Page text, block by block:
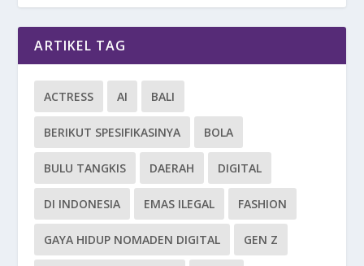
ARTIKEL TAG
ACTRESS AI BALI
BERIKUT SPESIFIKASINYA BOLA
BULU TANGKIS DAERAH DIGITAL
DI INDONESIA EMAS ILEGAL FASHION
GAYA HIDUP NOMADEN DIGITAL GEN Z